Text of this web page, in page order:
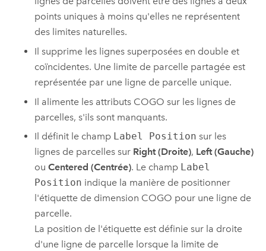
points uniques à moins qu'elles ne représentent
des limites naturelles.
Il supprime les lignes superposées en double et
coïncidentes. Une limite de parcelle partagée est
représentée par une ligne de parcelle unique.
Il alimente les attributs COGO sur les lignes de
parcelles, s'ils sont manquants.
Il définit le champ Label Position sur les
lignes de parcelles sur Right (Droite), Left (Gauche)
ouCentered (Centrée). Le champ Label
Position indique la manière de positionner
l'étiquette de dimension COGO pour une ligne de
parcelle.
La position de l'étiquette est définie sur la droite
d'une ligne de parcelle lorsque la limite de